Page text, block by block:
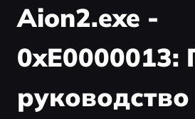
Aion2.exe -
0xE0000013: